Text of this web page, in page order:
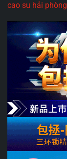
cao su hải phòng